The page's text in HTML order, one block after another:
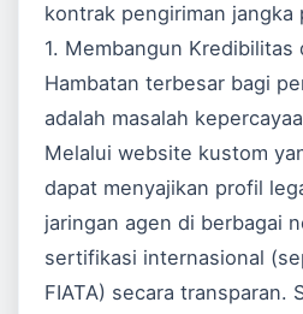
kontrak pengiriman jangka
1. Membangun Kredibilitas
Hambatan terbesar bagi
adalah masalah
Melalui website kustom
dapat menyajikan profil
jaringan agen di berbagai
sertifikasi internasional
FIATA) secara transparan.